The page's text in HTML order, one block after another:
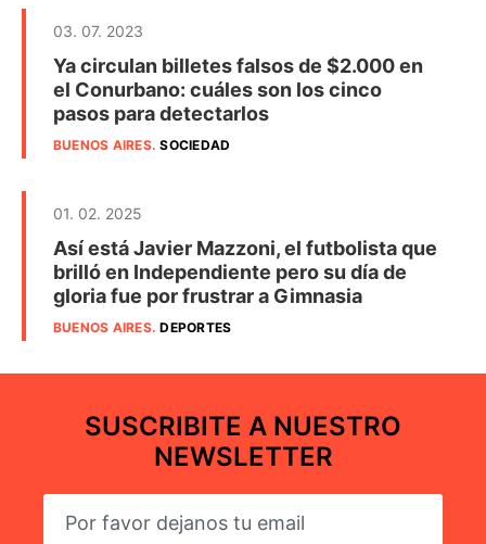
03. 07. 2023
Ya circulan billetes falsos de $2.000 en
el Conurbano: cuáles son los cinco
pasos para detectarlos
BUENOS AIRES.SOCIEDAD
01. 02. 2025
Así está Javier Mazzoni, el futbolista que
brilló en Independiente pero su día de
gloria fue por frustrar a Gimnasia
BUENOS AIRES.DEPORTES
SUSCRIBITE A NUESTRO
NEWSLETTER